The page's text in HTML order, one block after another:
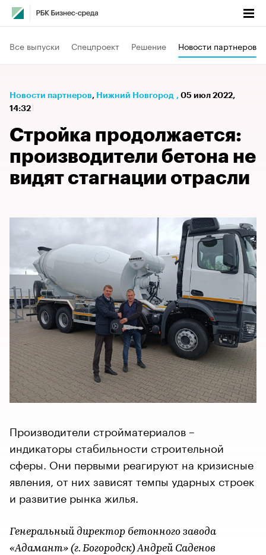
Все выпуски Спецпроект Решение Новости партнеров
Новости партнеров⁠, Нижний Новгород , 05 июл 2022,
14:32
Стройка продолжается:
производители бетона не
видят стагнации отрасли
Производители стройматериалов –
индикаторы стабильности строительной
сферы. Они первыми реагируют на кризисные
явления, от них зависят темпы ударных строек
и развитие рынка жилья.
Генеральный директор бетонного завода
«Адамант» (г. Богородск) Андрей Саденов